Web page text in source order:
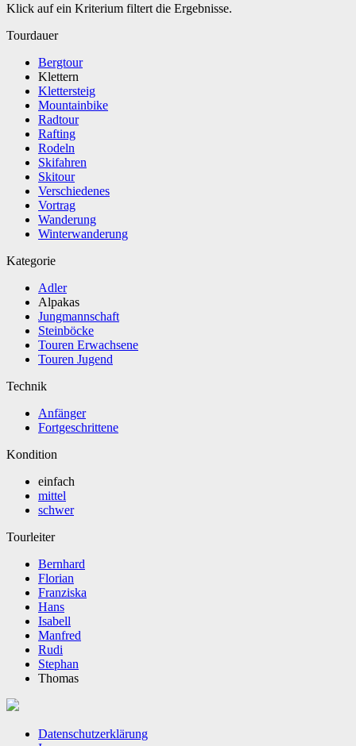
Klick auf ein Kriterium filtert die Ergebnisse.
Tourdauer
Bergtour
Klettern
Klettersteig
Mountainbike
Radtour
Rafting
Rodeln
Skifahren
Skitour
Verschiedenes
Vortrag
Wanderung
Winterwanderung
Kategorie
Adler
Alpakas
Jungmannschaft
Steinböcke
Touren Erwachsene
Touren Jugend
Technik
Anfänger
Fortgeschrittene
Kondition
einfach
mittel
schwer
Tourleiter
Bernhard
Florian
Franziska
Hans
Isabell
Manfred
Rudi
Stephan
Thomas
Datenschutzerklärung